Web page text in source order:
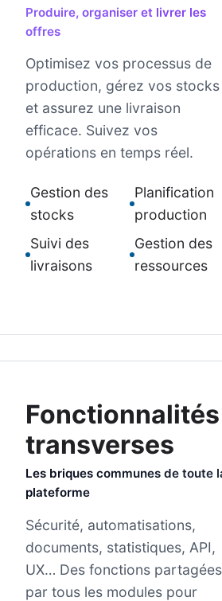
Produire, organiser et livrer les
offres
Optimisez vos processus de
production, gérez vos stocks
et assurez une livraison
efficace. Suivez vos
opérations en temps réel.
Gestion des
stocks
Planification
production
Suivi des
livraisons
Gestion des
ressources
Fonctionnalités
transverses
Les briques communes de toute
plateforme
Sécurité, automatisations,
documents, statistiques, API,
UX… Des fonctions partagées
par tous les modules pour